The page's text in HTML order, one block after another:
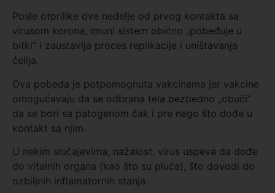
Posle otprilike dve nedelje od prvog kontakta sa
virusom korona, imuni sistem obično „pobeđuje u
bitki“ i zaustavlja proces replikacije i uništavanja
ćelija.
Ova pobeda je potpomognuta vakcinama jer vakcine
omogućavaju da se odbrana tela bezbedno „obuči“
da se bori sa patogenom čak i pre nego što dođe u
kontakt sa njim.
U nekim slučajevima, nažalost, virus uspeva da dođe
do vitalnih organa (kao što su pluća), što dovodi do
ozbiljnih inflamatornih stanja.